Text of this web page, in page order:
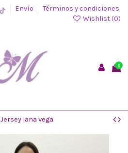
Envío
Términos y condiciones
Wishlist (0)
0
Jersey lana vega